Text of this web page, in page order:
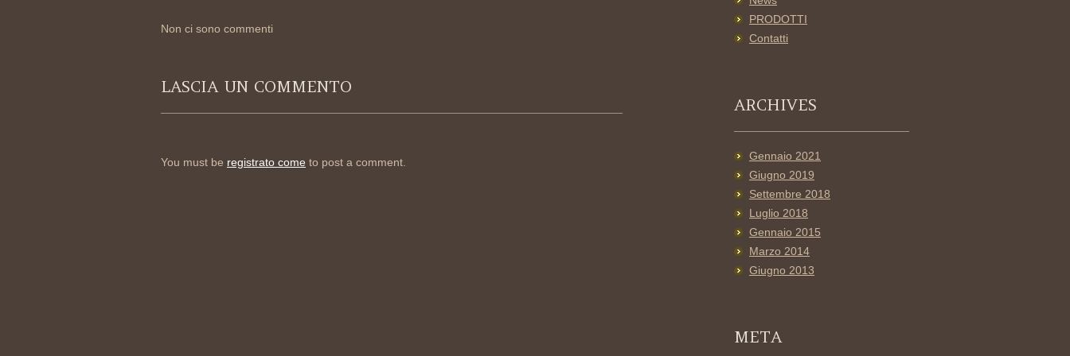
Non ci sono commenti
LASCIA UN COMMENTO
You must be registrato come to post a comment.
PRODOTTI
Contatti
ARCHIVES
Gennaio 2021
Giugno 2019
Settembre 2018
Luglio 2018
Gennaio 2015
Marzo 2014
Giugno 2013
META